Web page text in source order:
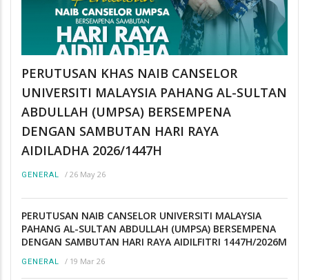
PERUTUSAN KHAS NAIB CANSELOR
UNIVERSITI MALAYSIA PAHANG AL-SULTAN
ABDULLAH (UMPSA) BERSEMPENA
DENGAN SAMBUTAN HARI RAYA
AIDILADHA 2026/1447H
GENERAL / 26 May 26
PERUTUSAN NAIB CANSELOR UNIVERSITI MALAYSIA
PAHANG AL-SULTAN ABDULLAH (UMPSA) BERSEMPENA
DENGAN SAMBUTAN HARI RAYA AIDILFITRI 1447H/2026M
GENERAL / 19 Mar 26